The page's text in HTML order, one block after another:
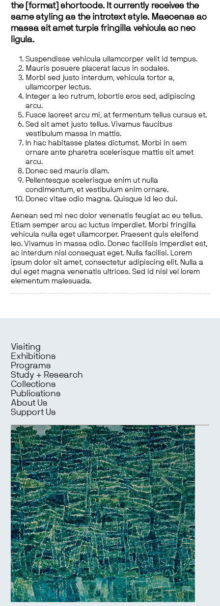
the [format] shortcode. It currently receives the
same styling as the introtext style. Maecenas ac
massa sit amet turpis fringilla vehicula ac nec
ligula.
Suspendisse vehicula ullamcorper velit id tempus.
Mauris posuere placerat lacus in sodales.
Morbi sed justo interdum, vehicula tortor a,
ullamcorper lectus.
Integer a leo rutrum, lobortis eros sed, adipiscing
arcu.
Fusce laoreet arcu mi, at fermentum tellus cursus et.
Sed sit amet justo tellus. Vivamus faucibus
vestibulum massa in mattis.
In hac habitasse platea dictumst. Morbi in sem
ornare ante pharetra scelerisque mattis sit amet
arcu.
Donec sed mauris diam.
Pellentesque scelerisque enim ut nulla
condimentum, et vestibulum enim ornare.
Donec vitae odio magna. Quisque id leo dui.
Aenean sed mi nec dolor venenatis feugiat ac eu tellus.
Etiam semper arcu ac luctus imperdiet. Morbi fringilla
vehicula nulla eget ullamcorper. Praesent quis eleifend
leo. Vivamus in massa odio. Donec facilisis imperdiet est,
ac interdum nisl consequat eget. Nulla facilisi. Lorem
ipsum dolor sit amet, consectetur adipiscing elit. Nulla a
dui eget magna venenatis ultrices. Sed id nisl vel lorem
elementum malesuada.
Visiting
Exhibitions
Programs
Study + Research
Collections
Publications
About Us
Support Us